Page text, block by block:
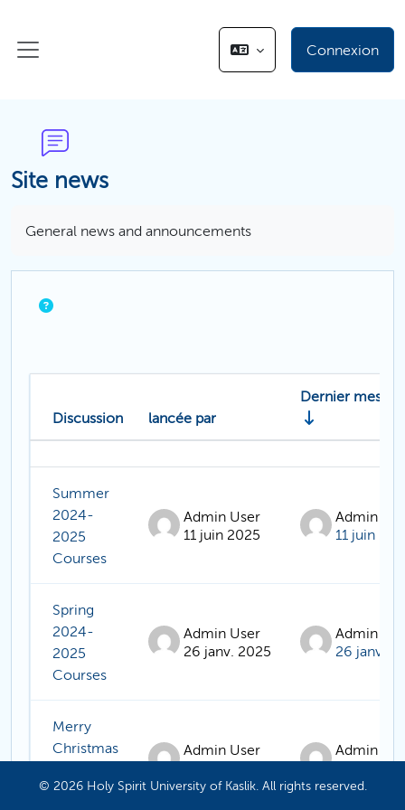
Connexion
Site news
General news and announcements
Statut
Discussion lancée par
Dernier
Summer
2024-
2025
Courses
Admin User
11 juin 2025
Admin
11 juin
Spring
2024-
2025
Courses
Admin User
26 janv. 2025
Admin
26 janv.
Merry
Christmas
New Year
Admin User
Admin
© 2026 Holy Spirit University of Kaslik. All rights reserved.